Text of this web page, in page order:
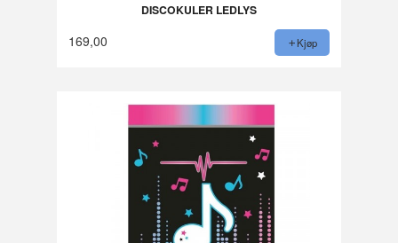
DISCOKULER LEDLYS
169,00 Kjøp